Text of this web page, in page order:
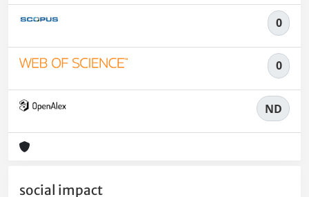
0
0
ND
social impact